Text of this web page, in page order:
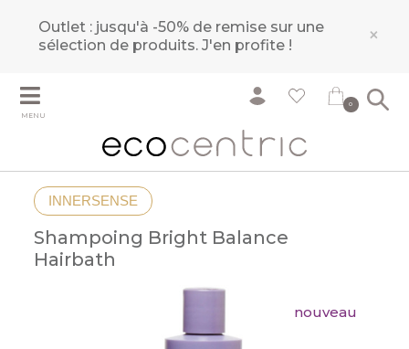
Outlet : jusqu'à -50% de remise sur une
sélection de produits.J'en profite ! ×
MENU
0
INNERSENSE
Shampoing Bright Balance
Hairbath
nouveau